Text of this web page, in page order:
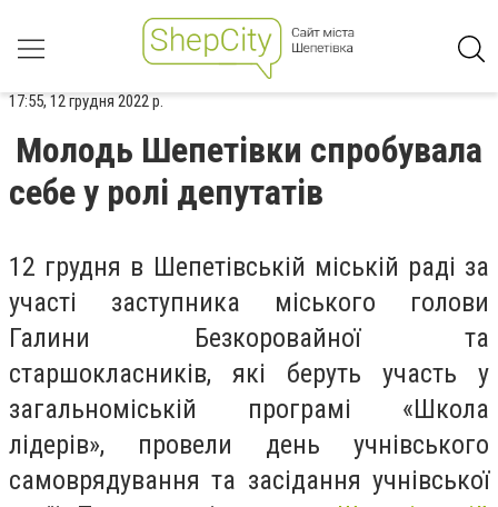
17:55, 12 грудня 2022 р.
Молодь Шепетівки спробувала
себе у ролі депутатів
12 грудня в Шепетівській міській раді за
участі заступника міського голови
Галини Безкоровайної та
старшокласників, які беруть участь у
загальноміській програмі «Школа
лідерів», провели день учнівського
самоврядування та засідання учнівської